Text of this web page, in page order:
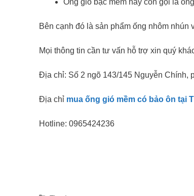
Bên cạnh đó là sản phẩm ống nhôm
Mọi thông tin cần tư vấn hỗ trợ xin quý
Địa chỉ: Số 2 ngõ 143/145 Nguyễn Chính,
Địa chỉ mua ống gió mềm có bảo ôn tại
Hotline: 0965424236